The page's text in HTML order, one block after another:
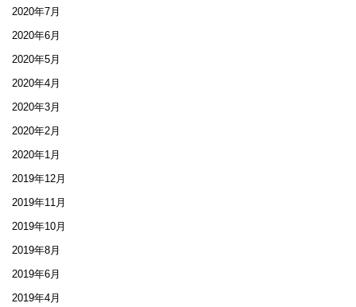
2020年7月
2020年6月
2020年5月
2020年4月
2020年3月
2020年2月
2020年1月
2019年12月
2019年11月
2019年10月
2019年8月
2019年6月
2019年4月